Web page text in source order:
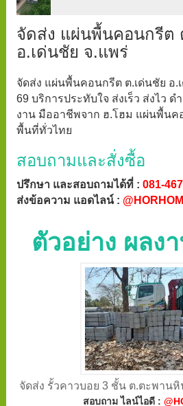
จัดส่ง แผ่นพื้นคอนกรีต
อ.เด่นชัย จ.แพร่
จัดส่ง แผ่นพื้นคอนกรีต ต.เด่นชัย อ.
69 บริการประทับใจ ส่งเร็ว ส่งไว
งาน มืออาชีพจาก ฮ.โฮม แผ่นพื้น
พื้นที่ทั่วไทย
สอบถามและสั่งซื้อ
ปรึกษา และสอบถามได้ที่ : 081-
ส่งข้อความ แอดไลน์ :
ตัวอย่าง ผลง
จัดส่ง รั้วคาวบอย 3 ชั้น ต.ตะพาน
สอบถาม ไลน์ไอดี :